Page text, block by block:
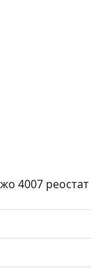
4007 реостат